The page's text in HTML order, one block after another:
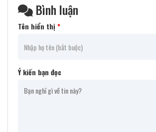
Bình luận
Tên hiển thị *
Ý kiến bạn đọc